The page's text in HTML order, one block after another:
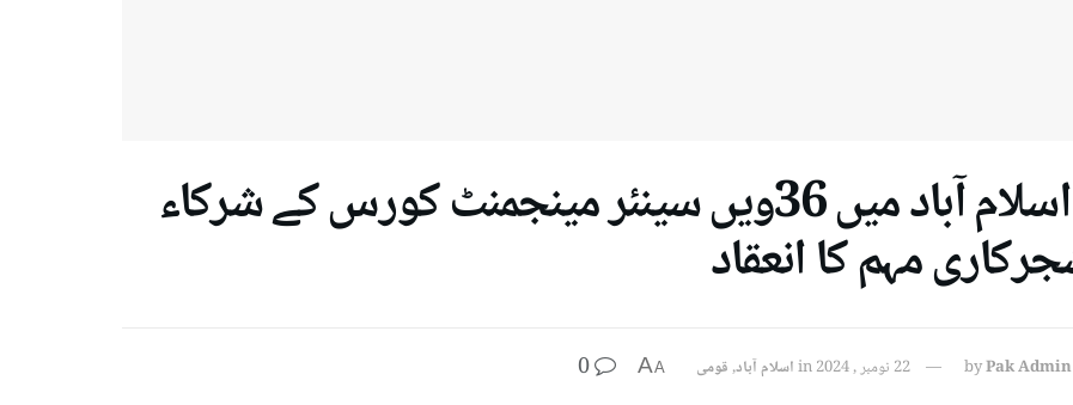
نیپا اسلام آباد میں 36ویں سینئر مینجمنٹ کورس کے شرکاء
مہم کا انعقاد
byPak Admin 22 نومبر , 2024 inاسلام آباد,قومی A
A
0